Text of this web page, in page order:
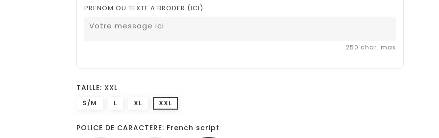
PRENOM OU TEXTE A BRODER (ICI)
250 char. max
TAILLE: XXL
S/M L XL XXL
POLICE DE CARACTERE: French script